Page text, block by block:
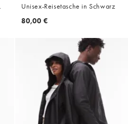
Unisex-Reisetasche in Schwarz
80,00 €